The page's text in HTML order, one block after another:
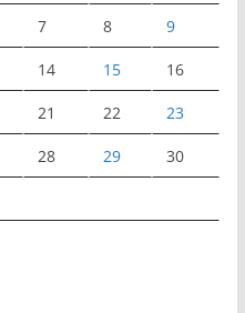
7 8 9
14 15 16
21 22 23
28 29 30